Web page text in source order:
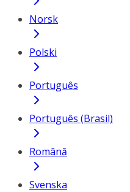
Norsk
Polski
Português
Português (Brasil)
Română
Svenska